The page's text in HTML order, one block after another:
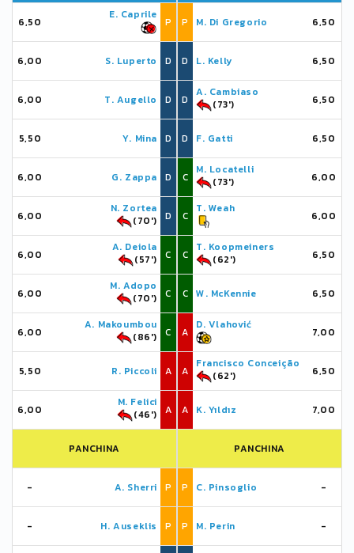
6,50
E. Caprile
P
6,00 S. Luperto D
6,00 T. Augello D
5,50 Y. Mina D
6,00 G. Zappa D
6,00
N. Zortea
(70')
D
6,00
A. Deiola
(57')
C
6,00
M. Adopo
(70')
C
6,00
A. Makoumbou
(86')
C
5,50 R. Piccoli A
6,00
M. Felici
(46')
A
PANCHINA
- A. Sherri P
- H. Auseklis P
P M. Di Gregorio 6,50
D L. Kelly 6,50
D
A. Cambiaso
(73')
6,50
D F. Gatti 6,50
C
M. Locatelli
(73')
6,00
C
T. Weah
6,00
C
T. Koopmeiners
(62')
6,50
C W. McKennie 6,50
A
D. Vlahović
7,00
A
Francisco Conceição
(62')
6,50
A K. Yıldız 7,00
PANCHINA
P C. Pinsoglio -
P M. Perin -